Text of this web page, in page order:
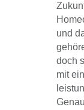
und
doch
mit